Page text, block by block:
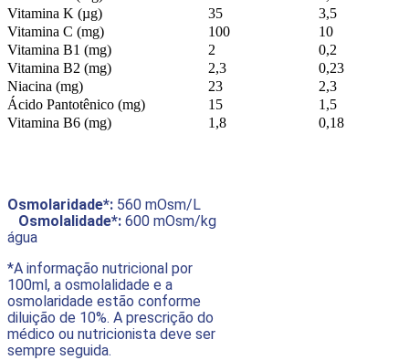
Vitamina K (µg)
35
3,5
Vitamina C (mg)
100
10
Vitamina B1 (mg)
2
0,2
Vitamina B2 (mg)
2,3
0,23
Niacina (mg)
23
2,3
Ácido Pantotênico (mg)
15
1,5
Vitamina B6 (mg)
1,8 0,18
Osmolaridade*: 560 mOsm/L
Osmolalidade*: 600 mOsm/kg
água
*A informação nutricional por
100ml, a osmolalidade e a
osmolaridade estão conforme
diluição de 10%. A prescrição do
médico ou nutricionista deve ser
sempre seguida.